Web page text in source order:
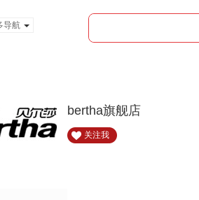
导航
bertha旗舰店
关注我